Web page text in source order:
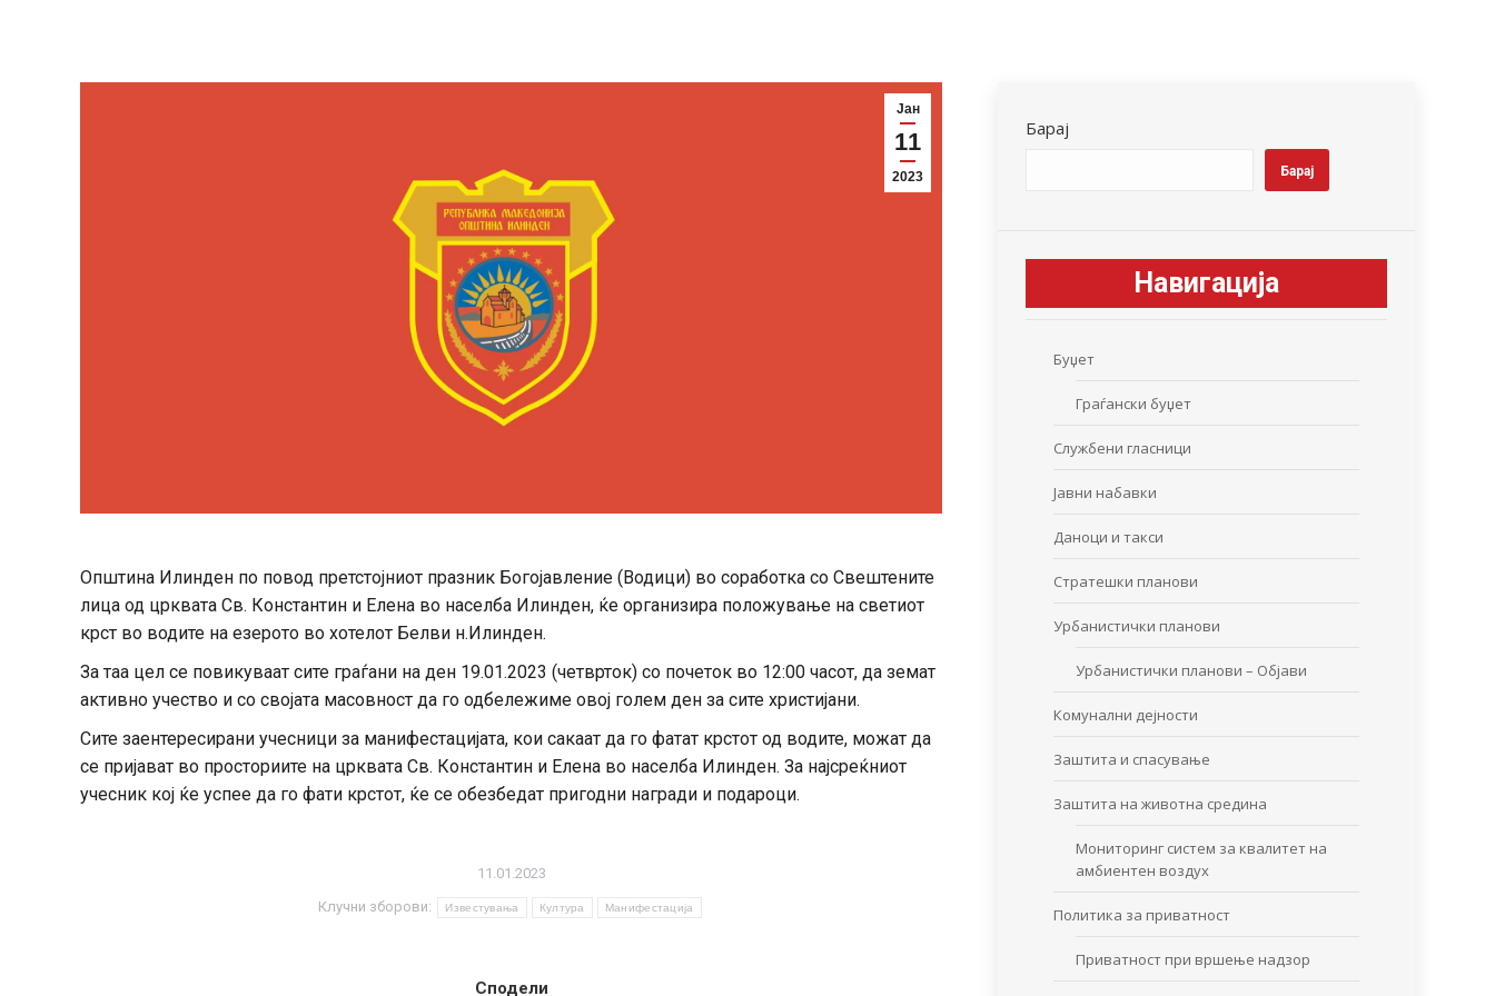
Јан
11
2023
Општина Илинден по повод претстојниот празник Богојавление (Водици) во соработка со Свештените
лица од црквата Св. Константин и Елена во населба Илинден, ќе организира положување на светиот
крст во водите на езерото во хотелот Белви н.Илинден.
За таа цел се повикуваат сите граѓани на ден 19.01.2023 (четврток) со почеток во 12:00 часот, да земат
активно учество и со својата масовност да го одбележиме овој голем ден за сите христијани.
Сите заентересирани учесници за манифестацијата, кои сакаат да го фатат крстот од водите, можат да
се пријават во просториите на црквата Св. Константин и Елена во населба Илинден. За најсреќниот
учесник кој ќе успее да го фати крстот, ќе се обезбедат пригодни награди и подароци.
11.01.2023
Клучни зборови: Известувања Култура Манифестација
Сподели
Барај
Барај
Навигација
Буџет
Граѓански буџет
Службени гласници
Јавни набавки
Даноци и такси
Стратешки планови
Урбанистички планови
Урбанистички планови – Објави
Комунални дејности
Заштита и спасување
Заштита на животна средина
Мониторинг систем за квалитет на
амбиентен воздух
Политика за приватност
Приватност при вршење надзор